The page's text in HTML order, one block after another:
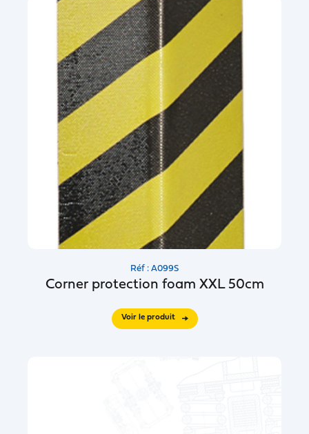
Réf : A099S
Corner protection foam XXL 50cm
Voir le produit